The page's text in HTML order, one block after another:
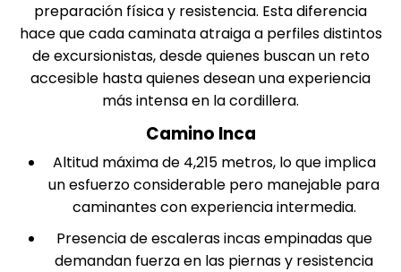
preparación física y resistencia. Esta diferencia
hace que cada caminata atraiga a perfiles distintos
de excursionistas, desde quienes buscan un reto
accesible hasta quienes desean una experiencia
más intensa en la cordillera.
Camino Inca
Altitud máxima de 4,215 metros, lo que implica
un esfuerzo considerable pero manejable para
caminantes con experiencia intermedia.
Presencia de escaleras incas empinadas que
demandan fuerza en las piernas y resistencia